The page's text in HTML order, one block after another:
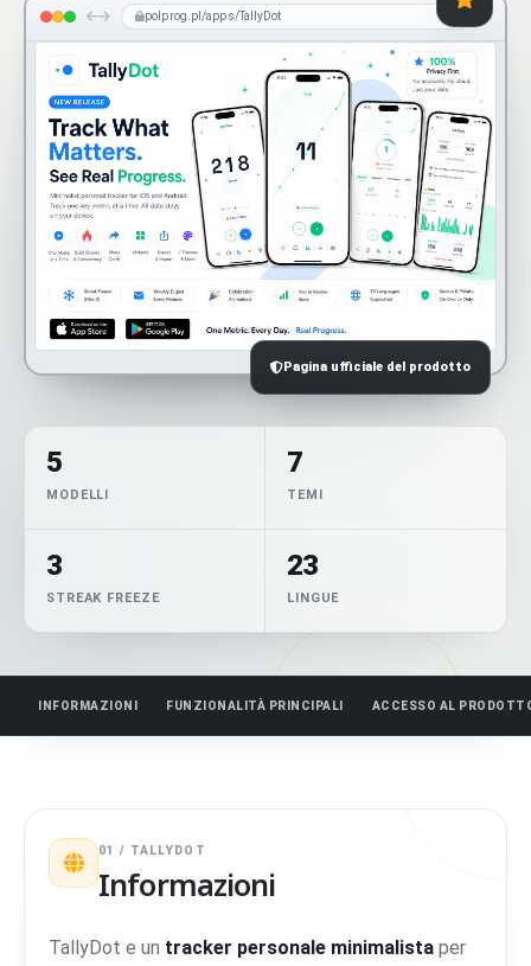
polprog.pl/apps/TallyDot
Pagina ufficiale del prodotto
5
MODELLI
7
TEMI
3
STREAK FREEZE
23
LINGUE
INFORMAZIONI FUNZIONALITÀ PRINCIPALI ACCESSO AL
01 / TALLYDOT
Informazioni
TallyDot e un tracker personale minimalista per